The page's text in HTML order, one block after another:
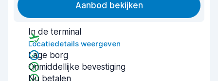
Aanbod bekijken
In de terminal
Locatiedetails weergeven
Lage borg
Onmiddellijke bevestiging
Nu betalen